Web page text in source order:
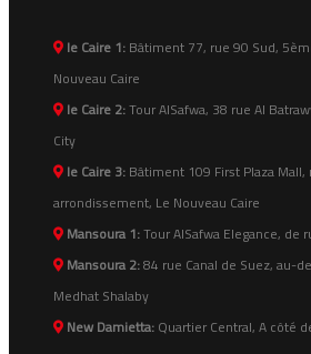
le Caire 1:Bâtiment 77, rue 90 Sud,
Nouveau Caire
le Caire 2:Tour AlSafwa, 38 rue Al
City
le Caire 3:Bâtiment 109 First Plaza
arrondissement, Le Nouveau Caire
Mansoura 1:Tour AlSafwa Elegance, de
Mansoura 2:84 rue Canal de Suez, au-
Medhat Shalaby
New Damietta:Quartier Central, A côté